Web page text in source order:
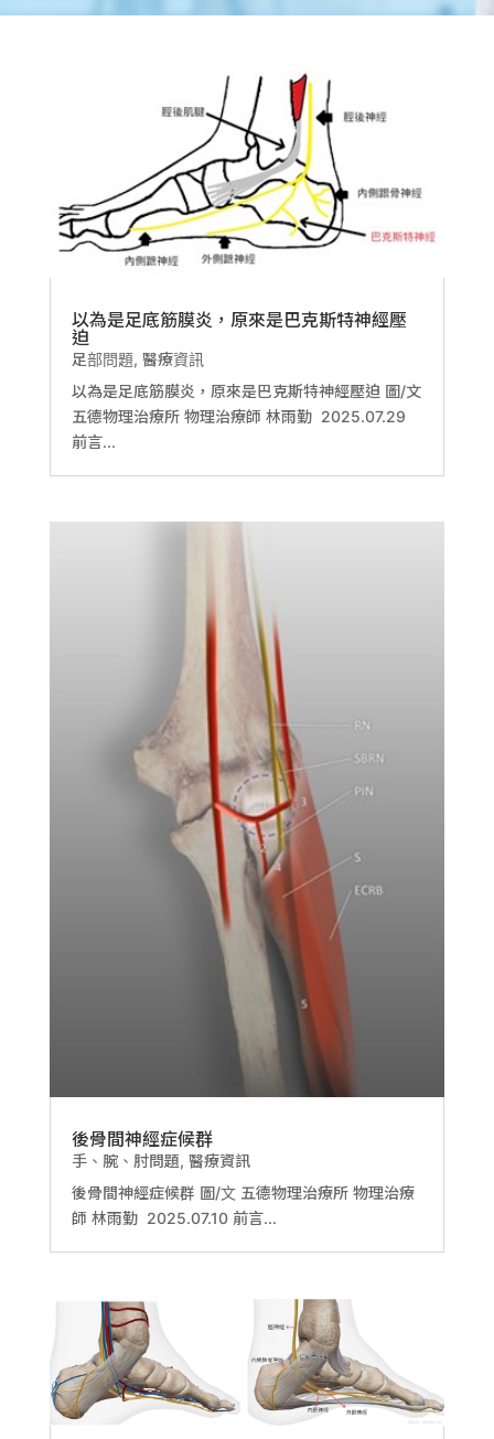
以為是足底筋膜炎，原來是巴克斯特神經壓
迫
足部問題, 醫療資訊
以為是足底筋膜炎，原來是巴克斯特神經壓迫 圖/文
五德物理治療所 物理治療師 林雨勤 2025.07.29
前言...
後骨間神經症候群
手、腕、肘問題, 醫療資訊
後骨間神經症候群 圖/文 五德物理治療所 物理治療
師 林雨勤 2025.07.10 前言...